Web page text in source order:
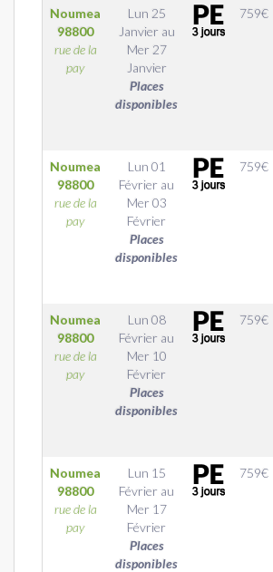
Noumea
98800
rue de la
pay
Lun 25
Janvier au
Mer 27
Janvier
Places
disponibles
759€
Noumea
98800
rue de la
pay
Lun 01
Février au
Mer 03
Février
Places
disponibles
759€
Noumea
98800
rue de la
pay
Lun 08
Février au
Mer 10
Février
Places
disponibles
759€
Noumea
98800
rue de la
pay
Lun 15
Février au
Mer 17
Février
Places
disponibles
759€